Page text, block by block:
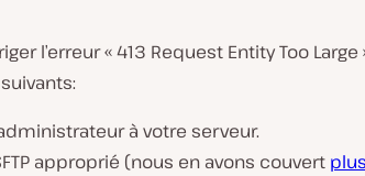
l’erreur « 413 Request Entity Too
à votre serveur.
approprié (nous en avons couvert